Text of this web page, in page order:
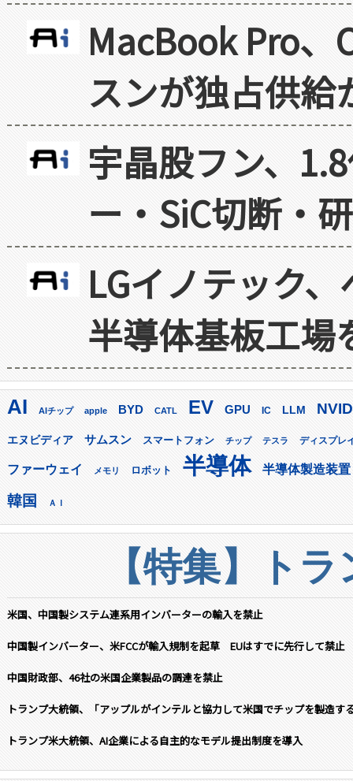
MacBook Pro
スンが独占供給
宇晶股フン、
ー・SiC切断・
LGイノテック
半導体基板工場
AI AIチップ apple BYD CATL EV GPU IC LLM
エヌビディア サムスン スマートフォン チップ テスラ ディスプレ
ファーウェイ メモリ ロボット 半導体 半導体製造装置
韓国 ＡＩ
【特集】ト
米国、中国製システム連系用インバーターの輸入を禁止
中国製インバーター、米FCCが輸入規制を起草 EUはすでに先行して禁止
中国財政部、46社の米国企業製品の調達を禁止
トランプ大統領、「アップルがインテルと協力して米国でチップを製造す
トランプ米大統領、AI企業による自主的なモデル提出制度を導入